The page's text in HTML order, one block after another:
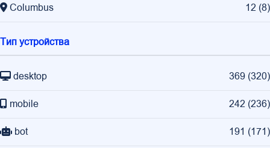
Columbus 12 (8)
Тип устройства
desktop 369 (320)
mobile 242 (236)
bot 191 (171)